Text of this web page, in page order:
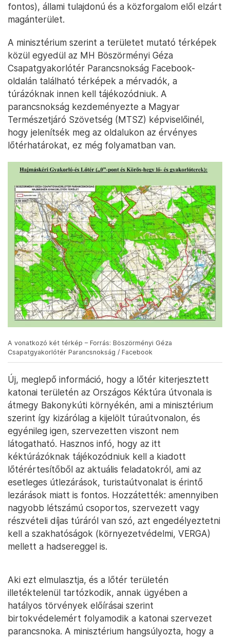
fontos), állami tulajdonú és a közforgalom elől elzárt
magánterület.
A minisztérium szerint a területet mutató térképek
közül egyedül az MH Böszörményi Géza
Csapatgyakorlótér Parancsnokság Facebook-
oldalán található térképek a mérvadók, a
túrázóknak innen kell tájékozódniuk. A
parancsnokság kezdeményezte a Magyar
Természetjáró Szövetség (MTSZ) képviselőinél,
hogy jelenítsék meg az oldalukon az érvényes
lőtérhatárokat, ez még folyamatban van.
A vonatkozó két térkép – Forrás: Böszörményi Géza
Csapatgyakorlótér Parancsnokság / Facebook
Új, meglepő információ, hogy a lőtér kiterjesztett
katonai területén az Országos Kéktúra útvonala is
átmegy Bakonykúti környékén, ami a minisztérium
szerint így kizárólag a kijelölt túraútvonalon, és
egyénileg igen, szervezetten viszont nem
látogatható. Hasznos infó, hogy az itt
kéktúrázóknak tájékozódniuk kell a kiadott
lőtérértesítőből az aktuális feladatokról, ami az
esetleges útlezárások, turistaútvonalat is érintő
lezárások miatt is fontos. Hozzátették: amennyiben
nagyobb létszámú csoportos, szervezett vagy
részvételi díjas túráról van szó, azt engedélyeztetni
kell a szakhatóságok (környezetvédelmi, VERGA)
mellett a hadsereggel is.
Aki ezt elmulasztja, és a lőtér területén
illetéktelenül tartózkodik, annak ügyében a
hatályos törvények előírásai szerint
birtokvédelemért folyamodik a katonai szervezet
parancsnoka. A minisztérium hangsúlyozta, hogy a